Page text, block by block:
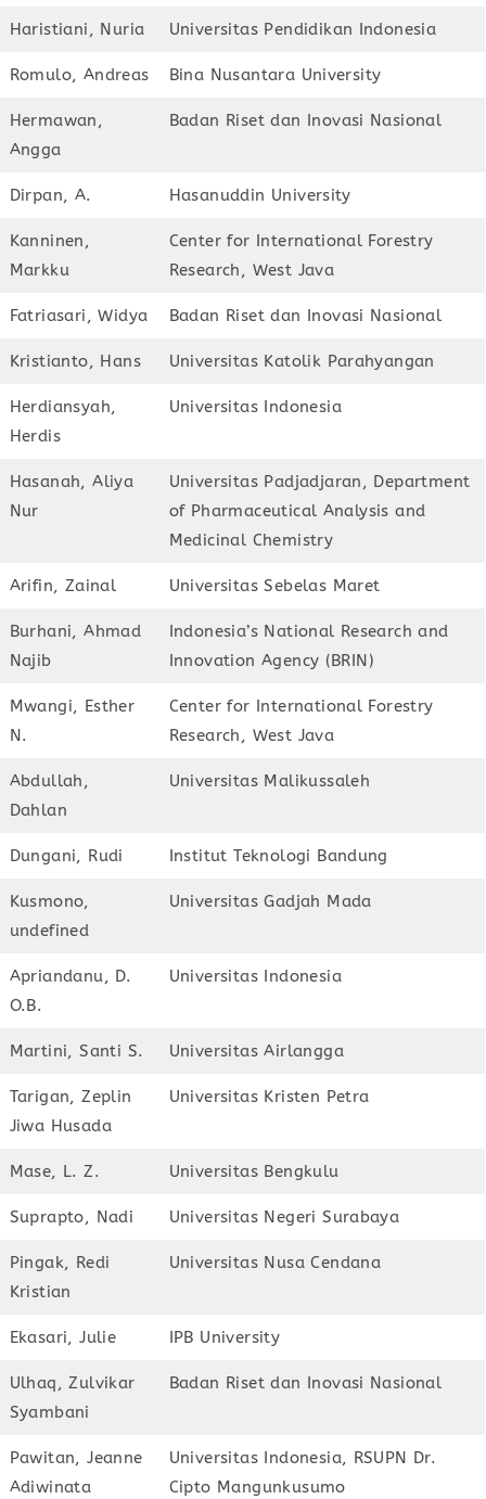
Haristiani, Nuria Universitas Pendidikan Indonesia
Romulo, Andreas Bina Nusantara University
Hermawan,
Angga
Badan Riset dan Inovasi Nasional
Dirpan, A. Hasanuddin University
Kanninen,
Markku
Center for International Forestry
Research, West Java
Fatriasari, Widya Badan Riset dan Inovasi Nasional
Kristianto, Hans Universitas Katolik Parahyangan
Herdiansyah,
Herdis
Universitas Indonesia
Hasanah, Aliya
Nur
Universitas Padjadjaran, Department
of Pharmaceutical Analysis and
Medicinal Chemistry
Arifin, Zainal Universitas Sebelas Maret
Burhani, Ahmad
Najib
Indonesia’s National Research and
Innovation Agency (BRIN)
Mwangi, Esther
N.
Center for International Forestry
Research, West Java
Abdullah,
Dahlan
Universitas Malikussaleh
Dungani, Rudi Institut Teknologi Bandung
Kusmono,
undefined
Universitas Gadjah Mada
Apriandanu, D.
O.B.
Universitas Indonesia
Martini, Santi S. Universitas Airlangga
Tarigan, Zeplin
Jiwa Husada
Universitas Kristen Petra
Mase, L. Z. Universitas Bengkulu
Suprapto, Nadi Universitas Negeri Surabaya
Pingak, Redi
Kristian
Universitas Nusa Cendana
Ekasari, Julie IPB University
Ulhaq, Zulvikar
Syambani
Badan Riset dan Inovasi Nasional
Pawitan, Jeanne
Adiwinata
Universitas Indonesia, RSUPN Dr.
Cipto Mangunkusumo